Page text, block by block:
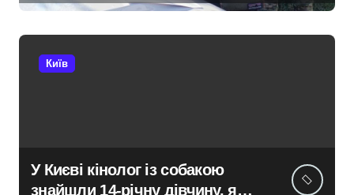
дезертирів з військових
частин Київщини та інших
областей
Київ
У Києві кінолог із собакою
знайшли 14-річну дівчину, яка